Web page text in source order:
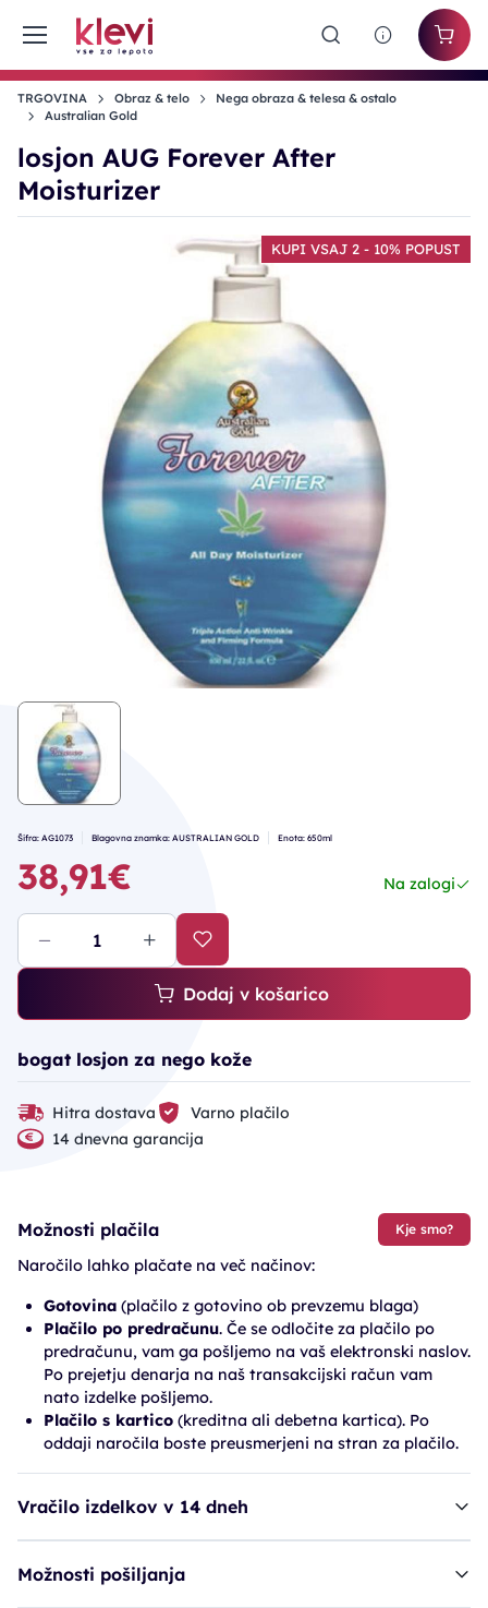
TRGOVINA Obraz & telo
Nega obraza & telesa & ostalo
Australian Gold
losjon AUG Forever After
Moisturizer
KUPI VSAJ 2 - 10% POPUST
Šifra: AG1073 Blagovna znamka: AUSTRALIAN GOLD Enota: 650ml
38,91€ Na zalogi
Dodaj v košarico
bogat losjon za nego kože
Hitra dostava
Varno plačilo
14 dnevna garancija
Možnosti plačila Kje smo?
Naročilo lahko plačate na več načinov:
Gotovina (plačilo z gotovino ob prevzemu blaga)
Plačilo po predračunu. Če se odločite za plačilo po
predračunu, vam ga pošljemo na vaš elektronski naslov.
Po prejetju denarja na naš transakcijski račun vam
nato izdelke pošljemo.
Plačilo s kartico (kreditna ali debetna kartica). Po
oddaji naročila boste preusmerjeni na stran za plačilo.
Vračilo izdelkov v 14 dneh
Možnosti pošiljanja